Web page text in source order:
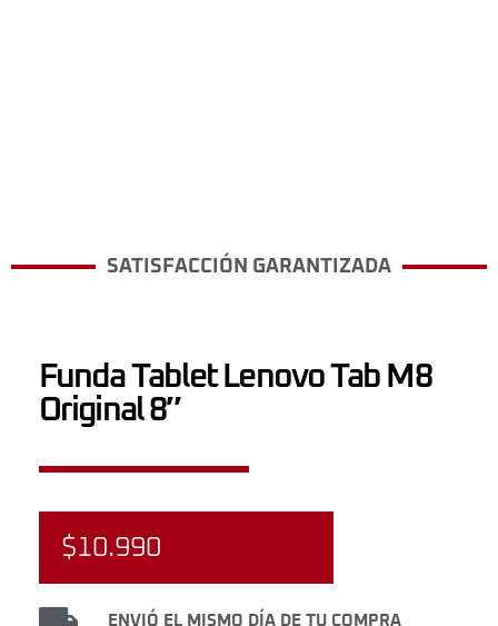
SATISFACCIÓN GARANTIZADA
Funda Tablet Lenovo Tab M8
Original 8″
$10.990
ENVIÓ EL MISMO DÍA DE TU COMPRA